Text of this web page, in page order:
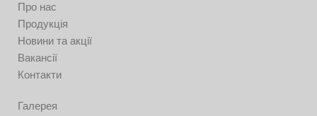
Про нас
Продукція
Новини та акції
Вакансії
Контакти
Галерея